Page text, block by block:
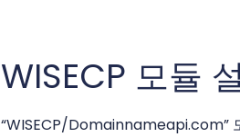
WISECP 모듈
“WISECP/Domainnameapi.com”